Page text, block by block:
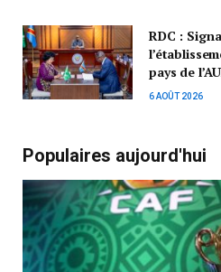
RDC :
pays de
6 AOÛT 2026
Populaires aujourd'hui